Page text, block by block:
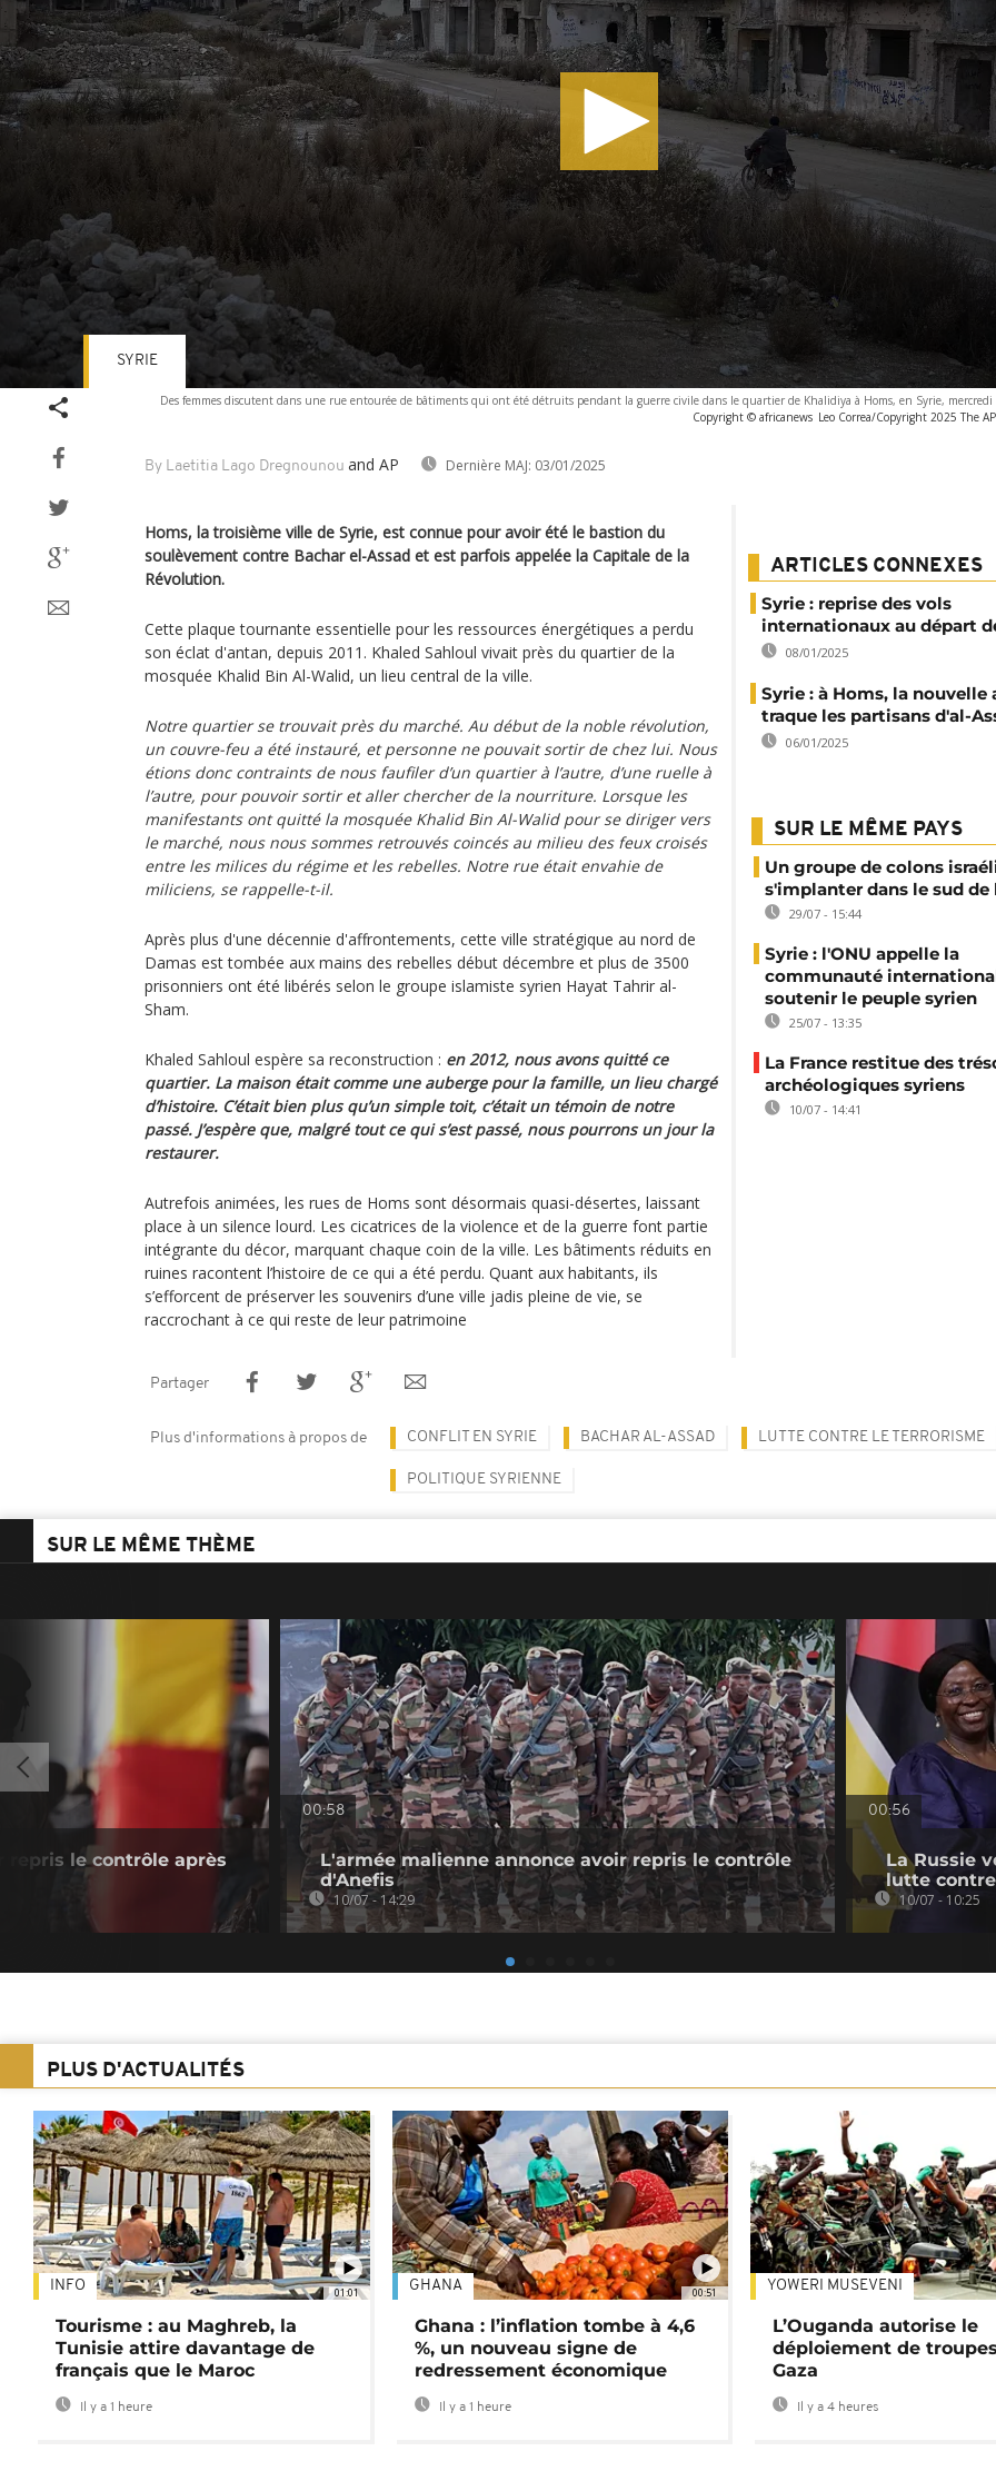
Des femmes discutent dans une rue entourée de bâtiments qui ont été détruits pendant la guerre civile dans le quartier de Khalidiya à Homs, en Syrie,
Copyright © africanews Leo Correa/Copyright 2025 The
By Laetitia Lago Dregnounou and AP Dernière MAJ: 03/01/2025
SYRIE
Homs, la troisième ville de Syrie, est connue pour avoir été le bastion du
soulèvement contre Bachar el-Assad et est parfois appelée la Capitale de la
Révolution.
Cette plaque tournante essentielle pour les ressources énergétiques a perdu
son éclat d'antan, depuis 2011. Khaled Sahloul vivait près du quartier de la
mosquée Khalid Bin Al-Walid, un lieu central de la ville.
Notre quartier se trouvait près du marché. Au début de la noble révolution,
un couvre-feu a été instauré, et personne ne pouvait sortir de chez lui. Nous
étions donc contraints de nous faufiler d’un quartier à l’autre, d’une ruelle à
l’autre, pour pouvoir sortir et aller chercher de la nourriture. Lorsque les
manifestants ont quitté la mosquée Khalid Bin Al-Walid pour se diriger vers
le marché, nous nous sommes retrouvés coincés au milieu des feux croisés
entre les milices du régime et les rebelles. Notre rue était envahie de
miliciens, se rappelle-t-il.
Après plus d'une décennie d'affrontements, cette ville stratégique au nord de
Damas est tombée aux mains des rebelles début décembre et plus de 3500
prisonniers ont été libérés selon le groupe islamiste syrien Hayat Tahrir al-
Sham.
Khaled Sahloul espère sa reconstruction : en 2012, nous avons quitté ce
quartier. La maison était comme une auberge pour la famille, un lieu chargé
d’histoire. C’était bien plus qu’un simple toit, c’était un témoin de notre
passé. J’espère que, malgré tout ce qui s’est passé, nous pourrons un jour la
restaurer.
Autrefois animées, les rues de Homs sont désormais quasi-désertes, laissant
place à un silence lourd. Les cicatrices de la violence et de la guerre font partie
intégrante du décor, marquant chaque coin de la ville. Les bâtiments réduits en
ruines racontent l’histoire de ce qui a été perdu. Quant aux habitants, ils
s’efforcent de préserver les souvenirs d’une ville jadis pleine de vie, se
raccrochant à ce qui reste de leur patrimoine
ARTICLES CONNEXES
Syrie : reprise des vols
internationaux au départ
08/01/2025
Syrie : à Homs, la nouvelle
traque les partisans d'al-
06/01/2025
SUR LE MÊME PAYS
Un groupe de colons
s'implanter dans le sud de
29/07 - 15:44
Syrie : l'ONU appelle la
communauté
soutenir le peuple syrien
25/07 - 13:35
La France restitue des
archéologiques syriens
10/07 - 14:41
Partager
Plus d'informations à propos de CONFLIT EN SYRIE BACHAR AL-ASSAD LUTTE CONTRE LE TERRORISME
POLITIQUE SYRIENNE
SUR LE MÊME THÈME
repris le contrôle après
00:58
L'armée malienne annonce avoir repris le contrôle
d'Anefis
10/07 - 14:29
00:56
La Russie
lutte contre
10/07 - 10:25
PLUS D'ACTUALITÉS
01:01
INFO
Tourisme : au Maghreb, la
Tunisie attire davantage de
français que le Maroc
Il y a 1 heure
00:51
GHANA
Ghana : l’inflation tombe à 4,6
%, un nouveau signe de
redressement économique
Il y a 1 heure
YOWERI MUSEVENI
L’Ouganda autorise le
déploiement de
Gaza
Il y a 4 heures